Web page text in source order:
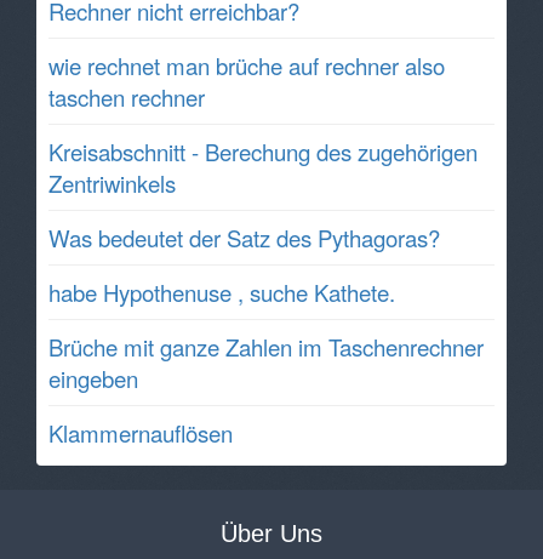
Rechner nicht erreichbar?
wie rechnet man brüche auf rechner also
taschen rechner
Kreisabschnitt - Berechung des zugehörigen
Zentriwinkels
Was bedeutet der Satz des Pythagoras?
habe Hypothenuse , suche Kathete.
Brüche mit ganze Zahlen im Taschenrechner
eingeben
Klammernauflösen
Über Uns